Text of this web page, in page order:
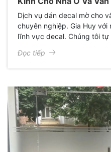
Dịch vụ dán decal mờ cho
chuyên nghiệp. Gia Huy với
lĩnh vực decal. Chúng tôi
Đọc tiếp